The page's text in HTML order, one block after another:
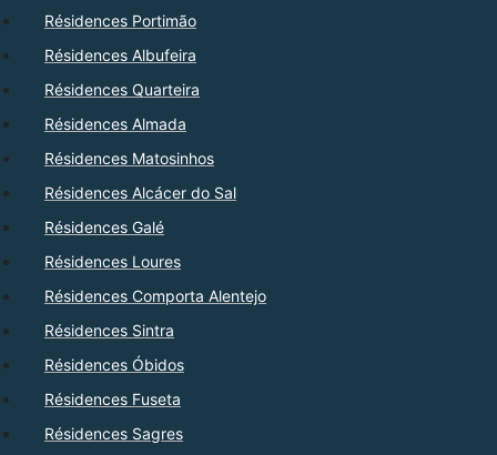
Résidences Portimão
Résidences Albufeira
Résidences Quarteira
Résidences Almada
Résidences Matosinhos
Résidences Alcácer do Sal
Résidences Galé
Résidences Loures
Résidences Comporta Alentejo
Résidences Sintra
Résidences Óbidos
Résidences Fuseta
Résidences Sagres